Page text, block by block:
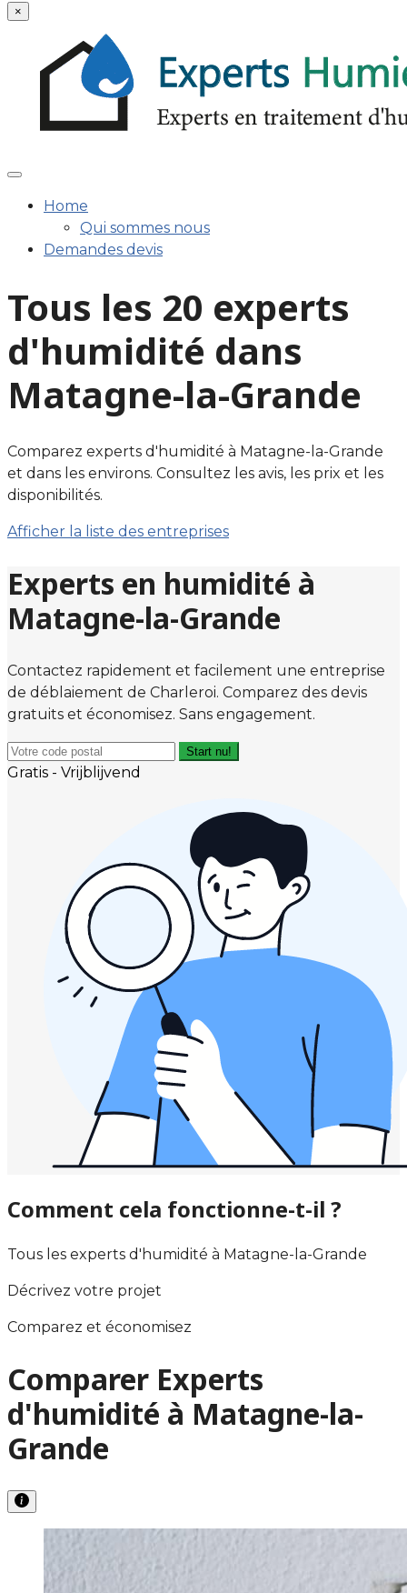
×
Home
Qui sommes nous
Demandes devis
Tous les 20 experts
d'humidité dans
Matagne-la-Grande
Comparez experts d'humidité à Matagne-la-Grande
et dans les environs. Consultez les avis, les prix et les
disponibilités.
Afficher la liste des entreprises
Experts en humidité à
Matagne-la-Grande
Contactez rapidement et facilement une entreprise
de déblaiement de Charleroi. Comparez des devis
gratuits et économisez. Sans engagement.
Start nu!
Gratis - Vrijblijvend
Comment cela fonctionne-t-il ?
Tous les experts d'humidité à Matagne-la-Grande
Décrivez votre projet
Comparez et économisez
Comparer Experts
d'humidité à Matagne-la-
Grande